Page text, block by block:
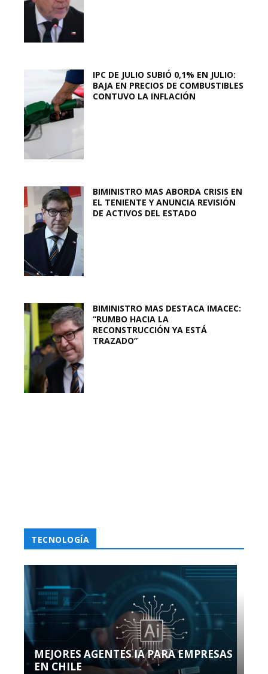
IPC DE JULIO SUBIÓ 0,1% EN JULIO:
BAJA EN PRECIOS DE COMBUSTIBLES
CONTUVO LA INFLACIÓN
BIMINISTRO MAS ABORDA CRISIS EN
EL TENIENTE Y ANUNCIA REVISIÓN
DE ACTIVOS DEL ESTADO
BIMINISTRO MAS DESTACA IMACEC:
“RUMBO HACIA LA
RECONSTRUCCIÓN YA ESTÁ
TRAZADO”
TECNOLOGÍA
MEJORES AGENTES IA PARA EMPRESAS
EN CHILE